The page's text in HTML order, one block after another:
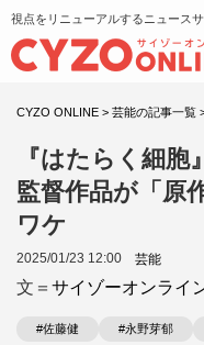
視点をリニューアルするニュース
CYZO ONLINE > 芸能の記事一覧
『はたらく細
監督作品が「原
ワケ
2025/01/23 12:00 芸能
文＝ サイゾーオンライ
#佐藤健 #永野芽郁